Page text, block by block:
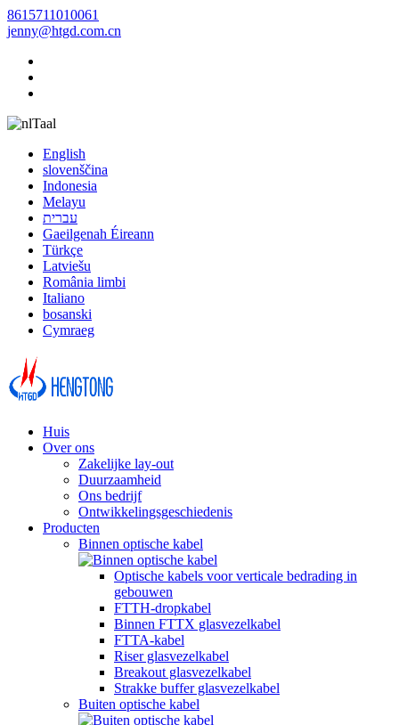
8615711010061
jenny@htgd.com.cn
Taal
English
slovenščina
Indonesia
Melayu
עברית
Gaeilgenah Éireann
Türkçe
Latviešu
România limbi
Italiano
bosanski
Cymraeg
Huis
Over ons
Zakelijke lay-out
Duurzaamheid
Ons bedrijf
Ontwikkelingsgeschiedenis
Producten
Binnen optische kabel
Optische kabels voor verticale bedrading in
gebouwen
FTTH-dropkabel
Binnen FTTX glasvezelkabel
FTTA-kabel
Riser glasvezelkabel
Breakout glasvezelkabel
Strakke buffer glasvezelkabel
Buiten optische kabel